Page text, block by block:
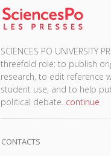
SCIENCES PO UNIVERSITY
threefold role: to publish
research, to edit reference
student use, and to help
political debate. continue
CONTACTS